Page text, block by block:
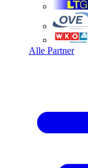
Alle Partner